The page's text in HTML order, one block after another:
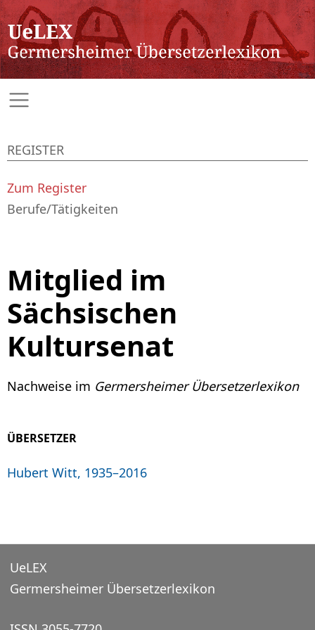
Mitglied im
Sächsischen
Kultursenat
Nachweise im Germersheimer Übersetzerlexikon
ÜBERSETZER
Hubert Witt, 1935–2016
REGISTER
Zum Register
Berufe/Tätigkeiten
UeLEX
Germersheimer Übersetzerlexikon